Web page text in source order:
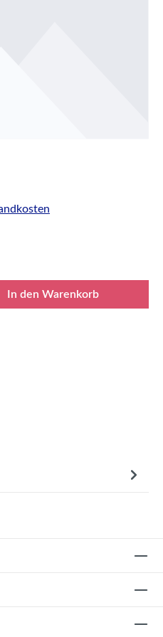
gewünschten
In den Warenkorb